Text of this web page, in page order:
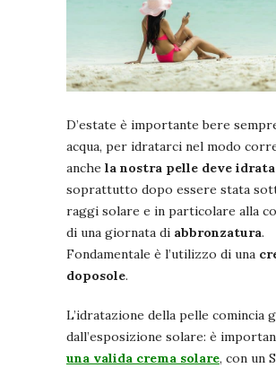
D’estate è importante bere
acqua, per idratarci nel modo
anche la nostra pelle deve
soprattutto dopo essere stata
raggi solare e in particolare alla
di una giornata di abbronzatura.
Fondamentale è l’utilizzo di una
doposole.
L’idratazione della pelle comincia
dall’esposizione solare: è
una valida crema solare, con un